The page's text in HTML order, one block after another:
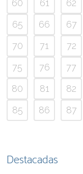
60 61 62
65
66 67
70
71 72
75
76 77
80
81 82
85
86 87
Destacadas